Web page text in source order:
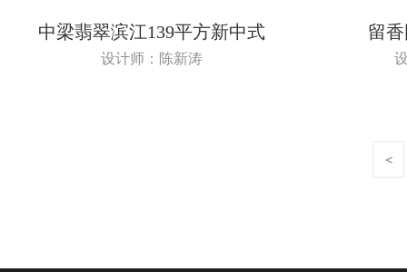
中梁翡翠滨江139平方新中式
设计师：陈新涛
留
<